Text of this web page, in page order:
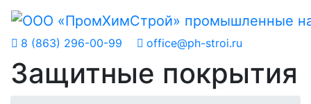
8 (863) 296-00-99 office@ph-stroi.ru
Защитные покрытия